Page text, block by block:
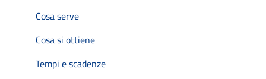
Cosa serve
Cosa si ottiene
Tempi e scadenze